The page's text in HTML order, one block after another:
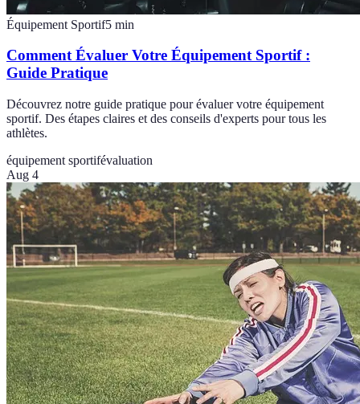
Équipement Sportif5 min
Comment Évaluer Votre Équipement Sportif :
Guide Pratique
Découvrez notre guide pratique pour évaluer votre équipement
sportif. Des étapes claires et des conseils d'experts pour tous les
athlètes.
équipement sportifévaluation
Aug 4